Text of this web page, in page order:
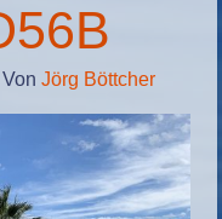
Von Jörg Böttcher